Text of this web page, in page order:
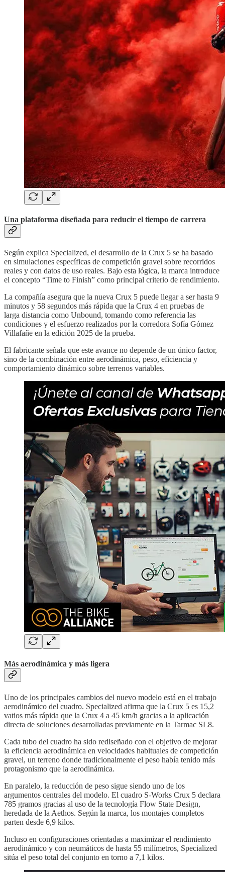
Una plataforma diseñada para reducir el tiempo de carrera
Según explica Specialized, el desarrollo de la Crux 5 se ha basado
en simulaciones específicas de competición gravel sobre recorridos
reales y con datos de uso reales. Bajo esta lógica, la marca introduce
el concepto “Time to Finish” como principal criterio de rendimiento.
La compañía asegura que la nueva Crux 5 puede llegar a ser hasta 9
minutos y 58 segundos más rápida que la Crux 4 en pruebas de
larga distancia como Unbound, tomando como referencia las
condiciones y el esfuerzo realizados por la corredora Sofía Gómez
Villafañe en la edición 2025 de la prueba.
El fabricante señala que este avance no depende de un único factor,
sino de la combinación entre aerodinámica, peso, eficiencia y
comportamiento dinámico sobre terrenos variables.
Más aerodinámica y más ligera
Uno de los principales cambios del nuevo modelo está en el trabajo
aerodinámico del cuadro. Specialized afirma que la Crux 5 es 15,2
vatios más rápida que la Crux 4 a 45 km/h gracias a la aplicación
directa de soluciones desarrolladas previamente en la Tarmac SL8.
Cada tubo del cuadro ha sido rediseñado con el objetivo de mejorar
la eficiencia aerodinámica en velocidades habituales de competición
gravel, un terreno donde tradicionalmente el peso había tenido más
protagonismo que la aerodinámica.
En paralelo, la reducción de peso sigue siendo uno de los
argumentos centrales del modelo. El cuadro S-Works Crux 5 declara
785 gramos gracias al uso de la tecnología Flow State Design,
heredada de la Aethos. Según la marca, los montajes completos
parten desde 6,9 kilos.
Incluso en configuraciones orientadas a maximizar el rendimiento
aerodinámico y con neumáticos de hasta 55 milímetros, Specialized
sitúa el peso total del conjunto en torno a 7,1 kilos.